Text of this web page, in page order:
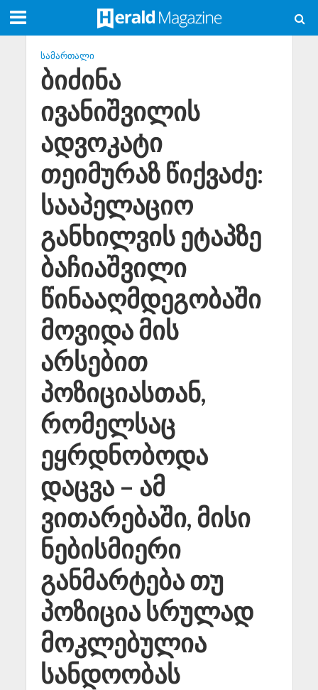
ᲡᲐᲛᲐᲠᲗᲐᲚᲘ
ბიძინა
ივანიშვილის
ადვოკატი
თეიმურაზ წიქვაძე:
სააპელაციო
განხილვის ეტაპზე
ბაჩიაშვილი
წინააღმდეგობაში
მოვიდა მის
არსებით
პოზიციასთან,
რომელსაც
ეყრდნობოდა
დაცვა – ამ
ვითარებაში, მისი
ნებისმიერი
განმარტება თუ
პოზიცია სრულად
მოკლებულია
სანდოობას